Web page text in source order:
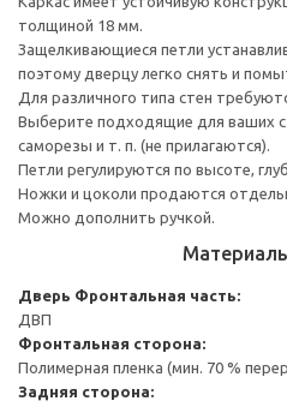
толщиной 18 мм.
Защелкивающиеся петли
поэтому дверцу легко снять и
Для различного типа стен
Выберите подходящие для ваших
саморезы и т. п. (не прилагаются).
Петли регулируются по высоте,
Ножки и цоколи продаются
Можно дополнить ручкой.
Дверь Фронтальная часть:
ДВП
Фронтальная сторона:
Полимерная пленка (мин. 70 %
Задняя сторона: